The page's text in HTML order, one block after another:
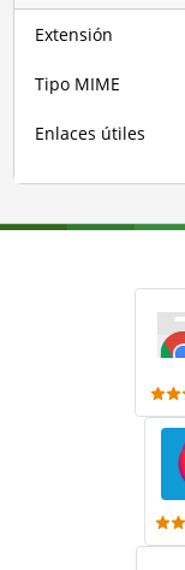
Extensión
Tipo MIME
Enlaces útiles